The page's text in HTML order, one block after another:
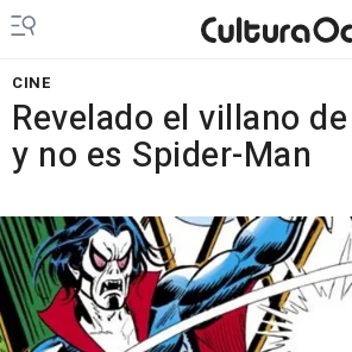
CINE
Revelado el villano
y no es Spider-Man